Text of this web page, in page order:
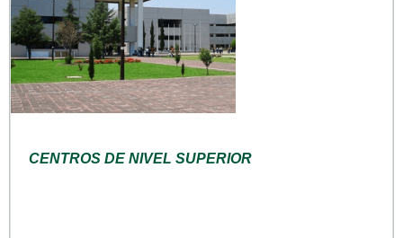
CENTROS DE NIVEL SUPERIOR